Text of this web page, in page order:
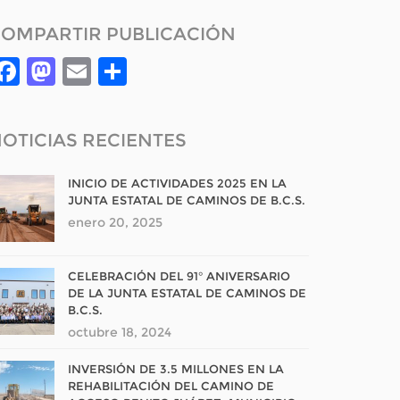
PUBLICACIÓN
Facebook
Mastodon
Email
RECIENTES
INICIO DE ACTIVIDADES 2025 EN LA
JUNTA ESTATAL DE CAMINOS DE B.C.S.
enero 20, 2025
CELEBRACIÓN DEL 91° ANIVERSARIO
DE LA JUNTA ESTATAL DE CAMINOS DE
B.C.S.
octubre 18, 2024
INVERSIÓN DE 3.5 MILLONES EN LA
REHABILITACIÓN DEL CAMINO DE